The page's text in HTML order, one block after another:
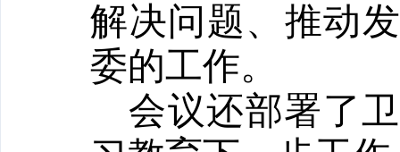
解决问题、推动
委的工作。
会议还部署了